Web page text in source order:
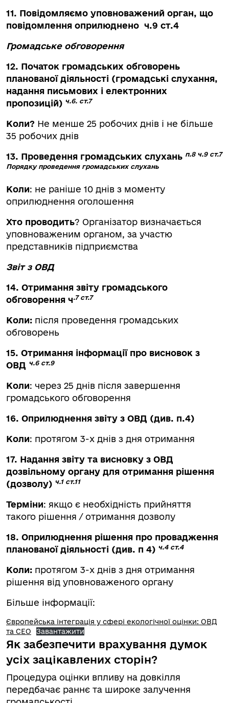
11. Повідомляємо уповноважений орган, що
повідомлення оприлюднено ч.9 ст.4
Громадське обговорення
12. Початок громадських обговорень
планованої діяльності (громадські слухання,
надання письмових і електронних
пропозицій) ч.6. ст.7
Коли? Не менше 25 робочих днів і не більше
35 робочих днів
13. Проведення громадських слухань п.8 ч.9 ст.7
Порядку проведення громадських слухань
Коли: не раніше 10 днів з моменту
оприлюднення оголошення
Хто проводить? Організатор визначається
уповноваженим органом, за участю
представників підприємства
Звіт з ОВД
14. Отримання звіту громадського
обговорення ч.7 ст.7
Коли: після проведення громадських
обговорень
15. Отримання інформації про висновок з
ОВД ч.6 ст.9
Коли: через 25 днів після завершення
громадського обговорення
16. Оприлюднення звіту з ОВД (див. п.4)
Коли: протягом 3-х днів з дня отримання
17. Надання звіту та висновку з ОВД
дозвільному органу для отримання рішення
(дозволу) ч.1 ст.11
Терміни: якщо є необхідність прийняття
такого рішення / отримання дозволу
18. Оприлюднення рішення про провадження
планованої діяльності (див. п 4) ч.4 ст.4
Коли: протягом 3-х днів з дня отримання
рішення від уповноваженого органу
Більше інформації:
Європейська інтеграція у сфері екологічної оцінки: ОВД
та СЕО
Завантажити
Як забезпечити врахування думок
усіх зацікавлених сторін?
Процедура оцінки впливу на довкілля
передбачає раннє та широке залучення